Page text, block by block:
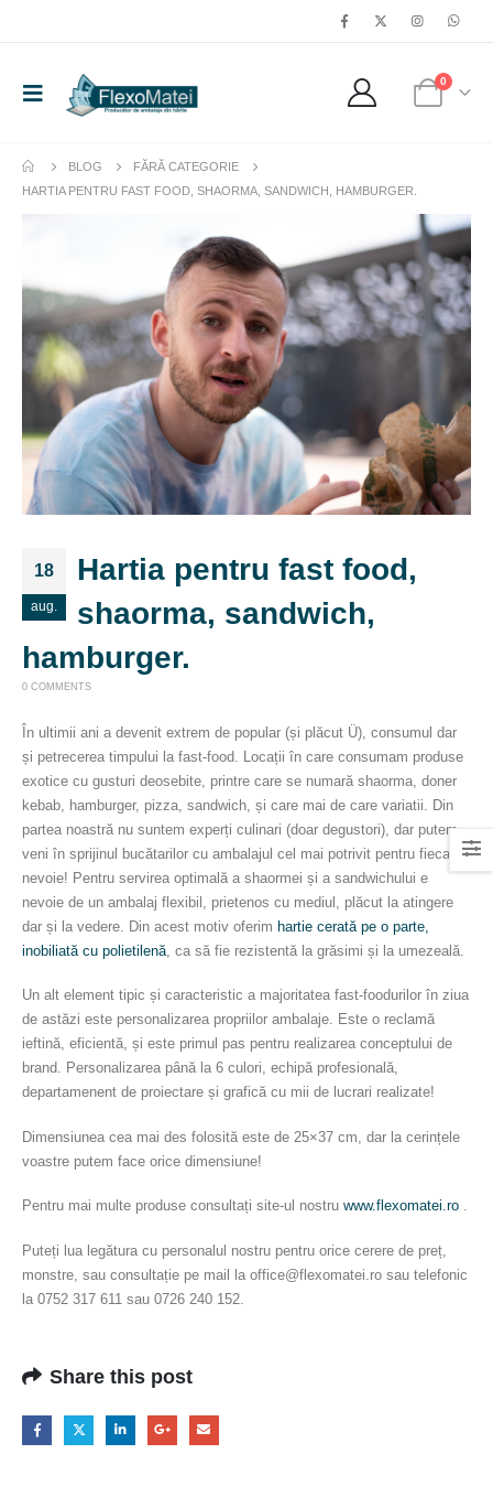
0
BLOG
FĂRĂ CATEGORIE
HARTIA PENTRU FAST FOOD, SHAORMA, SANDWICH, HAMBURGER.
18
aug.
Hartia pentru fast food,
shaorma, sandwich,
hamburger.
0 COMMENTS
În ultimii ani a devenit extrem de popular (și plăcut Ü), consumul dar
și petrecerea timpului la fast-food. Locații în care consumam produse
exotice cu gusturi deosebite, printre care se numară shaorma, doner
kebab, hamburger, pizza, sandwich, și care mai de care variatii. Din
partea noastră nu suntem experți culinari (doar degustori), dar putem
veni în sprijinul bucătarilor cu ambalajul cel mai potrivit pentru fiecare
nevoie! Pentru servirea optimală a shaormei și a sandwichului e
nevoie de un ambalaj flexibil, prietenos cu mediul, plăcut la atingere
dar și la vedere. Din acest motiv oferim hartie cerată pe o parte,
inobiliată cu polietilenă , ca să fie rezistentă la grăsimi și la umezeală.
Un alt element tipic și caracteristic a majoritatea fast-foodurilor în ziua
de astăzi este personalizarea propriilor ambalaje. Este o reclamă
ieftină, eficientă, și este primul pas pentru realizarea conceptului de
brand. Personalizarea până la 6 culori, echipă profesională,
departamenent de proiectare și grafică cu mii de lucrari realizate!
Dimensiunea cea mai des folosită este de 25×37 cm, dar la cerințele
voastre putem face orice dimensiune!
Pentru mai multe produse consultați site-ul nostru www.flexomatei.ro .
Puteți lua legătura cu personalul nostru pentru orice cerere de preț,
monstre, sau consultație pe mail la office@flexomatei.ro sau telefonic
la 0752 317 611 sau 0726 240 152.
Share this post